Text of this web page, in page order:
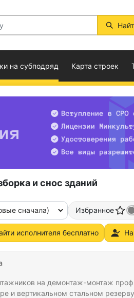
на субподряд Карта строек
и снос зданий
сначала) Избранное
исполнителя бесплатно
на демонтаж-монтаж
и вертикальном стальном